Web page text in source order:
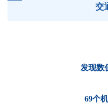
交
发现数
69个